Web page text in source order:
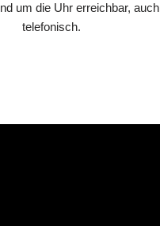
um die Uhr erreichbar, auch
telefonisch.